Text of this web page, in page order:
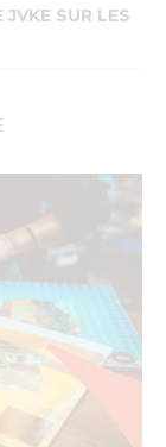
SUR LES